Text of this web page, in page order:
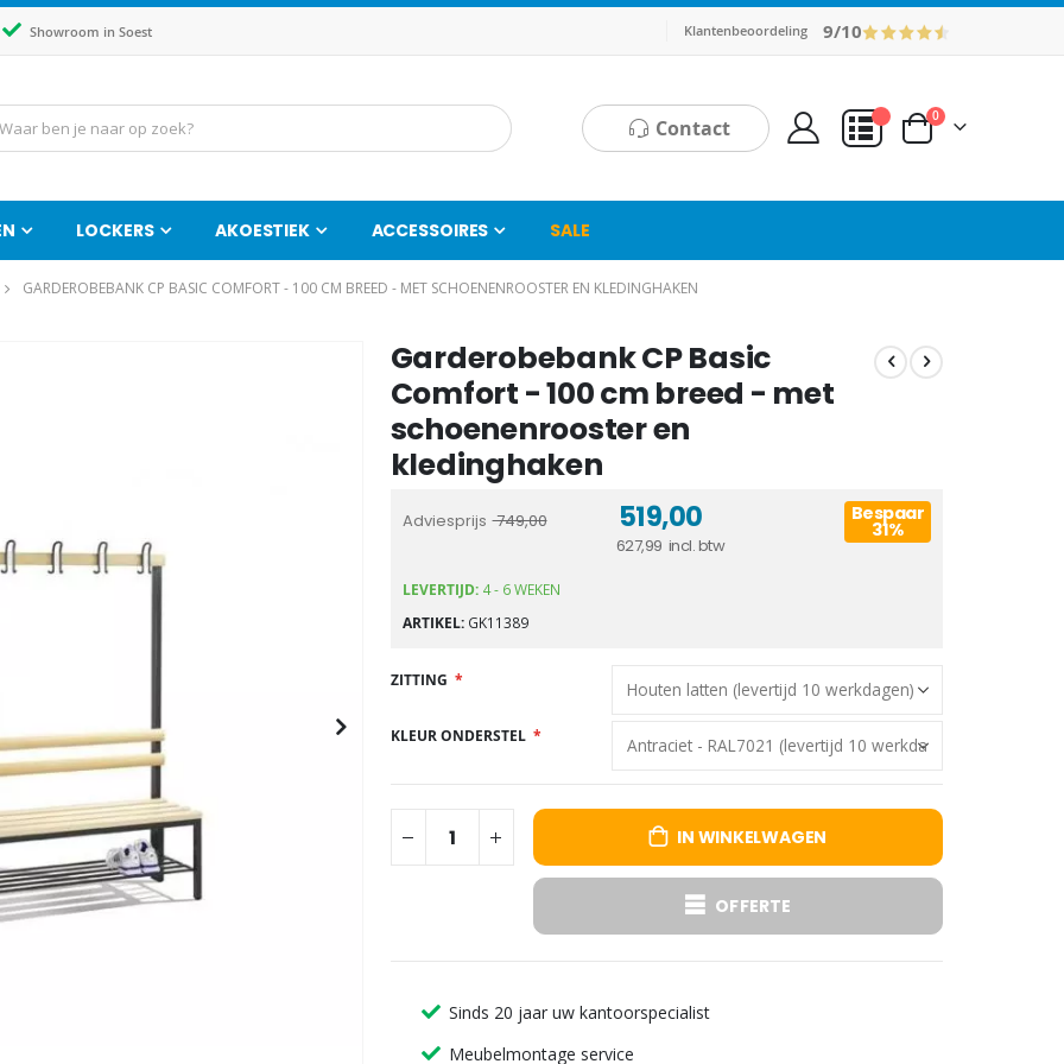
Showroom in Soest Klantenbeoordeling 9/10
Contact Cart
0producten
LOCKERS AKOESTIEK ACCESSOIRES SALE
GARDEROBEBANK CP BASIC COMFORT - 100 CM BREED - MET SCHOENENROOSTER EN KLEDINGHAKEN
naar
begin
afbeeldingen-
Garderobebank CP Basic
Comfort - 100 cm breed - met
schoenenrooster en
kledinghaken
Adviesprijs 749,00
627,99
519,00 Bespaar
31%
LEVERTIJD: 4 - 6 WEKEN
ARTIKEL GK11389
ZITTING
KLEUR ONDERSTEL
IN WINKELWAGEN
OFFERTE
Sinds 20 jaar uw kantoorspecialist
Meubelmontage service